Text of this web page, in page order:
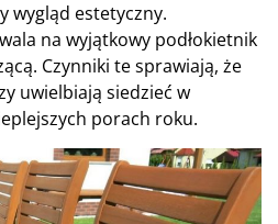
wygląd estetyczny.
na wyjątkowy podłokietnik
Czynniki te sprawiają, że
uwielbiają siedzieć w
porach roku.